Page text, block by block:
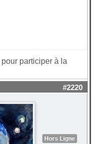
pour participer à la
#2220
Hors Ligne